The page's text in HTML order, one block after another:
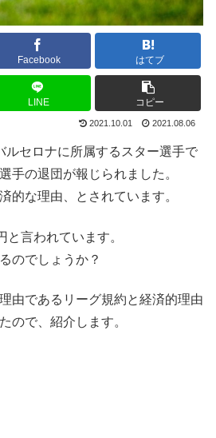
Facebook はてブ
LINE コピー
2021.10.01 2021.08.06
ルセロナに所属するスター選手で
手の退団が報じられました。
的な理由、とされています。
と言われています。
のでしょうか？
由であるリーグ規約と経済的理由
ので、紹介します。